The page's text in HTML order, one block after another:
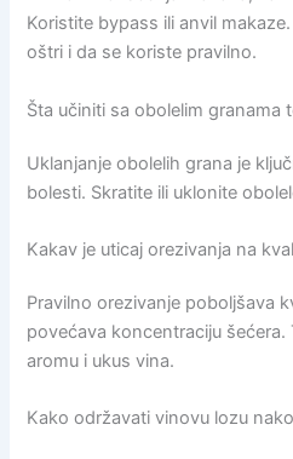
Koristite bypass ili anvil
oštri i da se koriste pravilno.
Šta učiniti sa obolelim granama
Uklanjanje obolelih grana je
bolesti. Skratite ili uklonite
Kakav je uticaj orezivanja na
Pravilno orezivanje poboljšava
povećava koncentraciju
aromu i ukus vina.
Kako održavati vinovu lozu